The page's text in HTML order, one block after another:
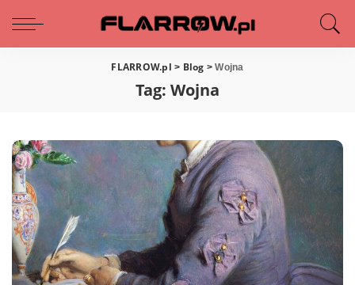
FLARROW.pl > Blog >Wojna
Tag: Wojna